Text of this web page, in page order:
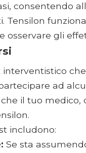
consentendo
Tensilon
osservare gli
ad
il tuo medico,
includono:
Se sta